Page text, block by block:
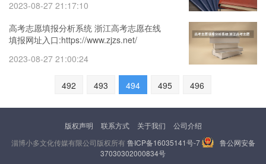
2023-08-27 21:17:10
高考志愿填报分析系统 浙江高考志愿在线
填报网址入口:https://www.zjzs.net/
2023-08-27 21:00:24
492 493 494 495 496
版权声明 联系方式 关于我们
公司介绍
淄博小多文化传媒有限公司版权所有鲁ICP备16035141号-7
鲁公网安备
37030302000834号